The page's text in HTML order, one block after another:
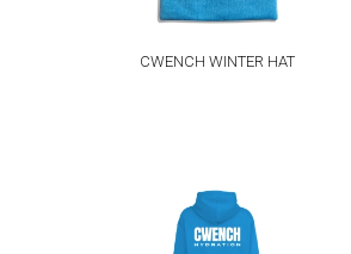
CWENCH WINTER HAT